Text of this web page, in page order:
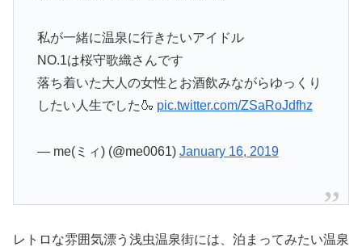
私が一緒に温泉に行きたいアイドル
NO.1は桜守歌織さんです
落ち着いた大人の女性とお酒飲みながらゆっくり
したい人生でした🍶 pic.twitter.com/ZSaRoJdfhz
— me(ミィ) (@me0061) January 16, 2019
レトロな雰囲気漂う浅虫温泉街には、泊まってみたい温泉